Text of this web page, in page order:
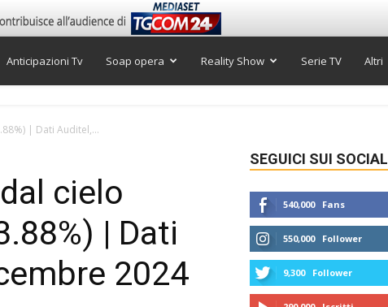
Anticipazioni Tv Soap opera Reality Show Serie TV Altri
| Dati Auditel,...
cielo
| Dati
2024
SEGUICI SUI SOCIAL
540,000 Fans
550,000 Follower
9,300 Follower